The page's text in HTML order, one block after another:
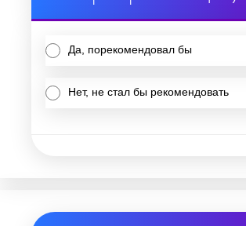
Да, порекомендовал бы
Нет, не стал бы рекомендовать